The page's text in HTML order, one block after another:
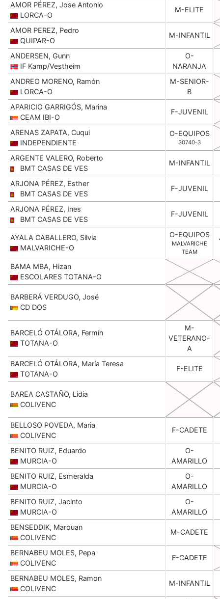
AMOR PÉREZ, Jose Antonio
LORCA-O
M-ELITE
AMOR PEREZ, Pedro
QUIPAR-O
M-INFANTIL
ANDERSEN, Gunn
IF Kamp/Vestheim
O-
NARANJA
ANDREO MORENO, Ramón
LORCA-O
M-SENIOR-
B
APARICIO GARRIGÓS, Marina
CEAM IBI-O
F-JUVENIL
ARENAS ZAPATA, Cuqui
INDEPENDIENTE
O-EQUIPOS
30740-3
ARGENTE VALERO, Roberto
BMT CASAS DE VES
M-INFANTIL
ARJONA PÉREZ, Esther
BMT CASAS DE VES
F-JUVENIL
ARJONA PÉREZ, Ines
BMT CASAS DE VES
F-JUVENIL
AYALA CABALLERO, Silvia
MALVARICHE-O
O-EQUIPOS
MALVARICHE
TEAM
BAMA MBA, Hizan
ESCOLARES TOTANA-O
BARBERÁ VERDUGO, José
CD DOS
BARCELÓ OTÁLORA, Fermín
TOTANA-O
M-
VETERANO-
A
BARCELÓ OTÁLORA, María Teresa
TOTANA-O
F-ELITE
BAREA CASTAÑO, Lidia
COLIVENC
BELLOSO POVEDA, Maria
COLIVENC
F-CADETE
BENITO RUIZ, Eduardo
MURCIA-O
O-
AMARILLO
BENITO RUIZ, Esmeralda
MURCIA-O
O-
AMARILLO
BENITO RUIZ, Jacinto
MURCIA-O
O-
AMARILLO
BENSEDDIK, Marouan
COLIVENC
M-CADETE
BERNABEU MOLES, Pepa
COLIVENC
F-CADETE
BERNABEU MOLES, Ramon
COLIVENC
M-INFANTIL